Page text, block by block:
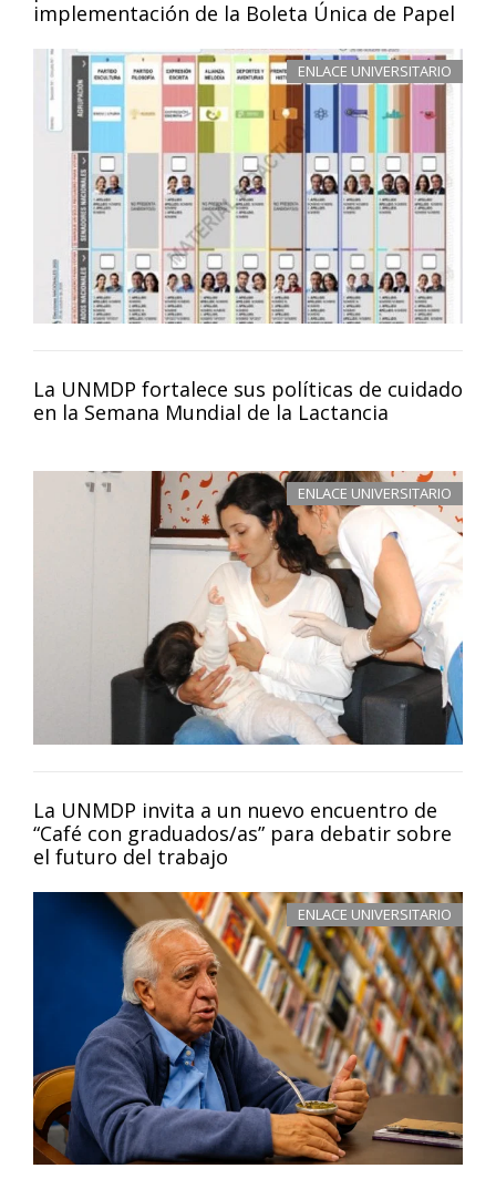
implementación de la Boleta Única de Papel
ENLACE UNIVERSITARIO
La UNMDP fortalece sus políticas de cuidado
en la Semana Mundial de la Lactancia
ENLACE UNIVERSITARIO
La UNMDP invita a un nuevo encuentro de
“Café con graduados/as” para debatir sobre
el futuro del trabajo
ENLACE UNIVERSITARIO